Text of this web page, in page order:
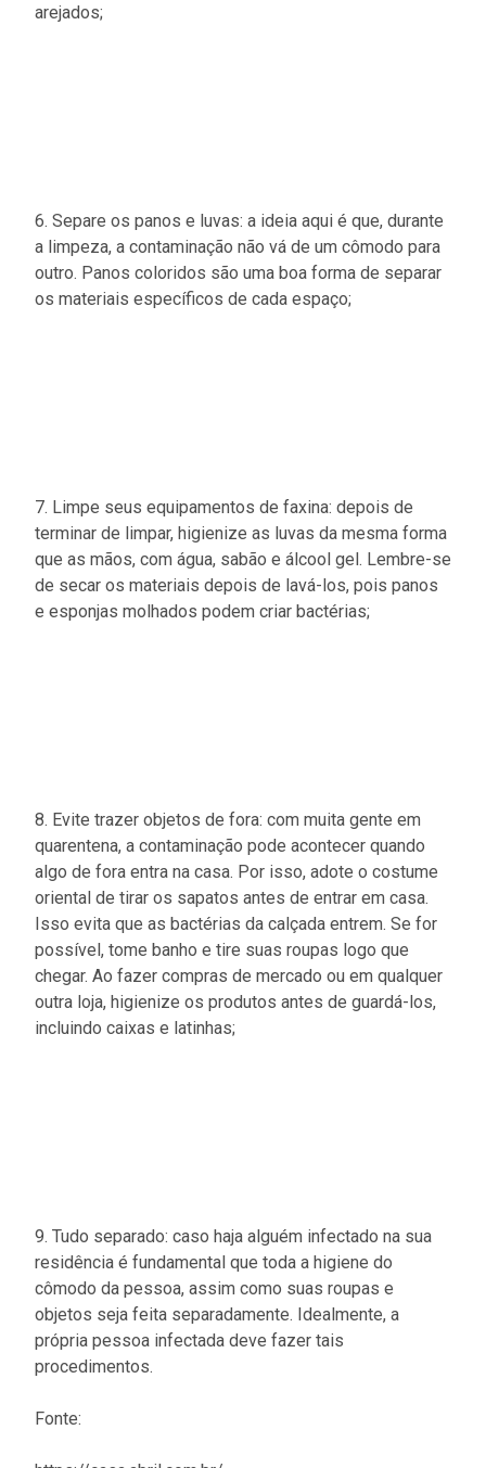
arejados;
6. Separe os panos e luvas: a ideia aqui é que, durante
a limpeza, a contaminação não vá de um cômodo para
outro. Panos coloridos são uma boa forma de separar
os materiais específicos de cada espaço;
7. Limpe seus equipamentos de faxina: depois de
terminar de limpar, higienize as luvas da mesma forma
que as mãos, com água, sabão e álcool gel. Lembre-se
de secar os materiais depois de lavá-los, pois panos
e esponjas molhados podem criar bactérias;
8. Evite trazer objetos de fora: com muita gente em
quarentena, a contaminação pode acontecer quando
algo de fora entra na casa. Por isso, adote o costume
oriental de tirar os sapatos antes de entrar em casa.
Isso evita que as bactérias da calçada entrem. Se for
possível, tome banho e tire suas roupas logo que
chegar. Ao fazer compras de mercado ou em qualquer
outra loja, higienize os produtos antes de guardá-los,
incluindo caixas e latinhas;
9. Tudo separado: caso haja alguém infectado na sua
residência é fundamental que toda a higiene do
cômodo da pessoa, assim como suas roupas e
objetos seja feita separadamente. Idealmente, a
própria pessoa infectada deve fazer tais
procedimentos.
Fonte: